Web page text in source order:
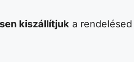
kiszállítjuk a rendelésed